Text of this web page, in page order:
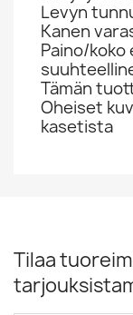
Levyn
Kanen
Paino/koko
Tämän
Oheiset
kasetista
Tilaa